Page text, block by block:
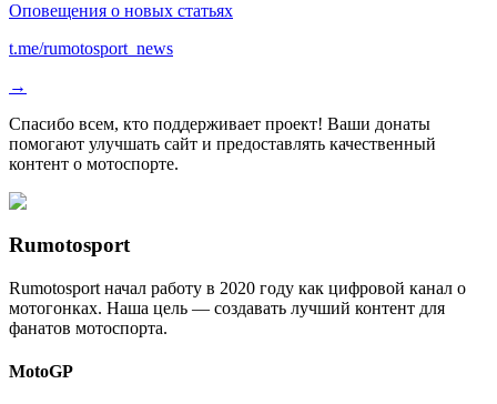
Оповещения о новых статьях
t.me/rumotosport_news
→
Спасибо всем, кто поддерживает проект! Ваши донаты
помогают улучшать сайт и предоставлять качественный
контент о мотоспорте.
Rumotosport
Rumotosport начал работу в 2020 году как цифровой канал о
мотогонках. Наша цель — создавать лучший контент для
фанатов мотоспорта.
MotoGP